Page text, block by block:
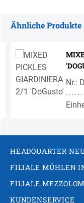
Ähnliche Produkte
Nr.:
HEADQUARTER
FILIALE MÜHLEN
FILIALE
KUNDENSERVICE